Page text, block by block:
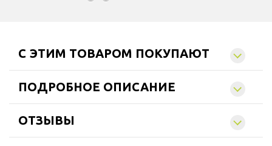
C ЭТИМ ТОВАРОМ ПОКУПАЮТ
ПОДРОБНОЕ ОПИСАНИЕ
ОТЗЫВЫ